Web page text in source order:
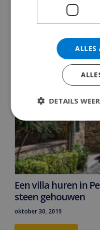
Een villa huren in
steen gehouwen
oktober 30, 2019
ALLES
DETAILS